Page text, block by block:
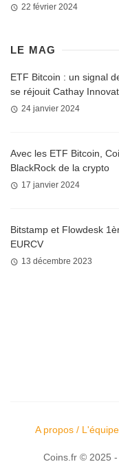
22 février 2024
LE MAG
ETF Bitcoin : un signal
se réjouit Cathay
24 janvier 2024
Avec les ETF Bitcoin,
BlackRock de la crypto
17 janvier 2024
Bitstamp et Flowdesk
EURCV
13 décembre 2023
A propos / L'équipe
Coins.fr © 2025